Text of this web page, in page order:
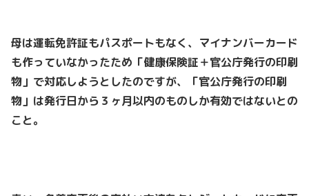
母は運転免許証もパスポートもなく、マイナンバーカード
も作っていなかったため「健康保険証＋官公庁発行の印刷
物」で対応しようとしたのですが、「官公庁発行の印刷
物」は発行日から３ヶ月以内のものしか有効ではないとの
こと。